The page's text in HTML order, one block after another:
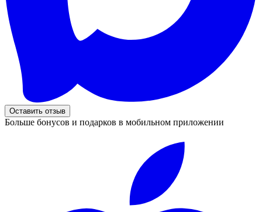
Оставить отзыв
Больше бонусов и подарков в мобильном приложении